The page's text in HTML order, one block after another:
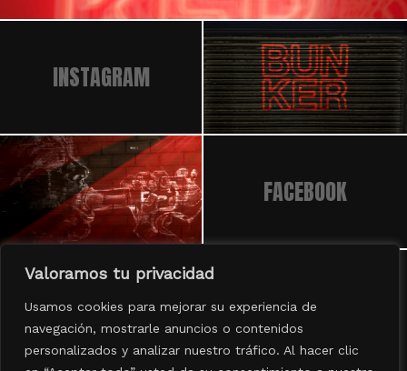
Valoramos tu privacidad
Usamos cookies para mejorar su experiencia de
navegación, mostrarle anuncios o contenidos
personalizados y analizar nuestro tráfico. Al hacer clic
INSTAGRAM
FACEBOOK
BUNKER © 2023